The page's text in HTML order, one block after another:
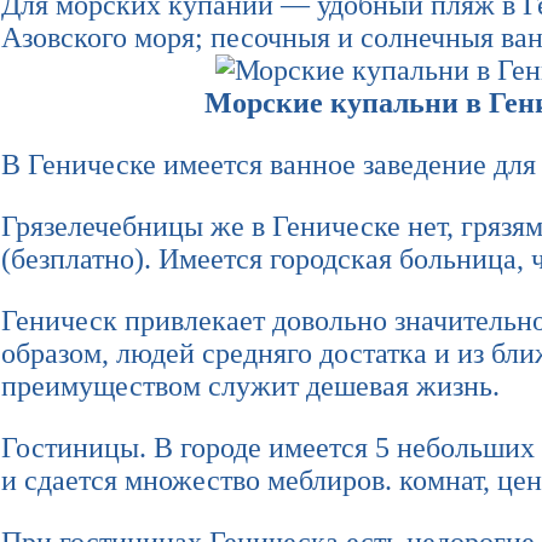
Азовского моря; песочныя и солнечныя
Морские купальни в
В Геническе имеется ванное заведение
Грязелечебницы же в Геническе нет,
(безплатно). Имеется городская больница,
Геническ привлекает довольно
образом, людей средняго достатка и из
преимуществом служит дешевая жизнь.
Гостиницы. В городе имеется 5
и сдается множество меблиров. комнат,